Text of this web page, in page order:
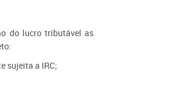
do lucro tributável as
sujeita a IRC;